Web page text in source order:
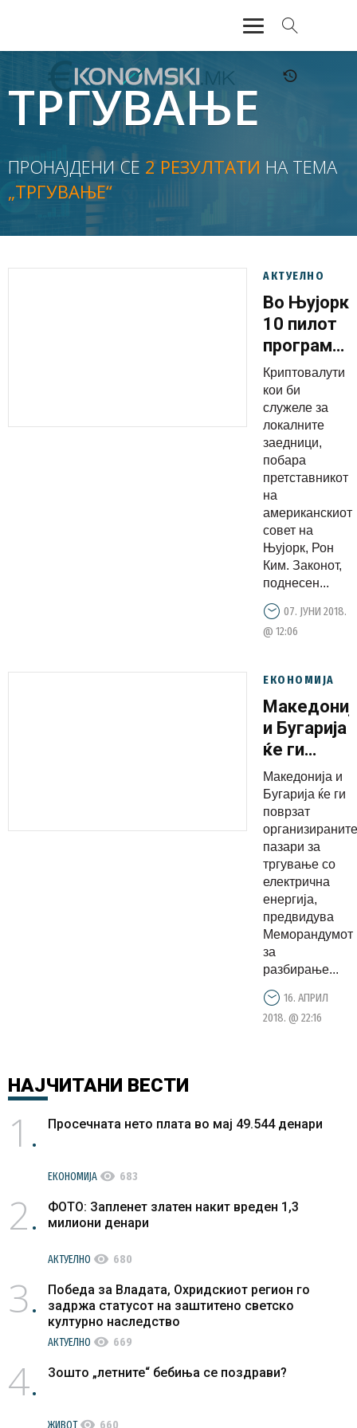
АКТУЕЛНО
ЕКОНОМИЈА
ФИНАНСИИ
БАНКАРСТВО
ЖИВОТ
ТРГУВАЊЕ
ПРОНАЈДЕНИ СЕ 2 РЕЗУЛТАТИ НА ТЕМА
„ТРГУВАЊЕ“
АКТУЕЛНО
Во Њујорк
10 пилот
програми
за
создавање
на
локални
валути
Криптовалути
кои би
служеле за
локалните
заедници,
побара
претставникот
на
американскиот
совет на
Њујорк, Рон
Ким. Законот,
поднесен...
07. ЈУНИ 2018.
@ 12:06
ЕКОНОМИЈА
и Бугарија
ќе ги
поврзат
пазарите
за
тргување
со
енергија
Македонија и
Бугарија ќе ги
поврзат
организираните
пазари за
тргување со
електрична
енергија,
предвидува
Меморандумот
за
разбирање...
16. АПРИЛ
2018. @ 22:16
НАЈЧИТАНИ ВЕСТИ
1 Просечната нето плата во мај 49.544 денари
ЕКОНОМИЈА visibility 683
2
ФОТО: Запленет златен накит вреден 1,3
милиони денари
АКТУЕЛНО visibility 680
3
Победа за Владата, Охридскиот регион го
задржа статусот на заштитено светско
културно наследство
АКТУЕЛНО visibility 669
4 Зошто „летните“ бебиња се поздрави?
ЖИВОТvisibility 660